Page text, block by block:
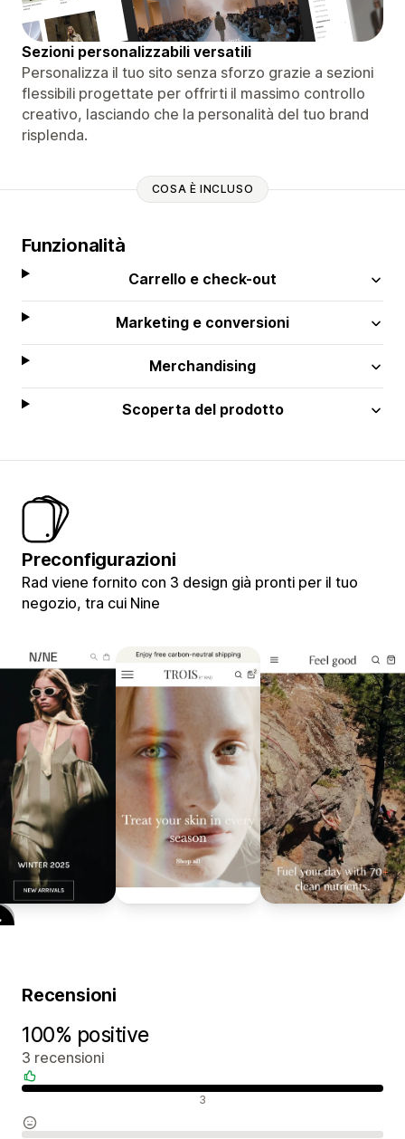
Sezioni personalizzabili versatili
Personalizza il tuo sito senza sforzo grazie a sezioni
flessibili progettate per offrirti il ​​massimo controllo
creativo, lasciando che la personalità del tuo brand
risplenda.
COSA È INCLUSO
Funzionalità
Carrello e check-out
Marketing e conversioni
Merchandising
Scoperta del prodotto
Preconfigurazioni
Rad viene fornito con 3 design già pronti per il tuo
negozio, tra cui Nine
Recensioni
100% positive
3 recensioni
3